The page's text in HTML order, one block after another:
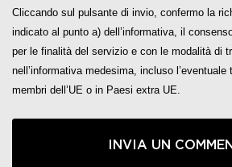
Cliccando sul pulsante di invio, confermo la
indicato al punto a) dell’informativa, il
per le finalità del servizio e con le modalità di
nell’informativa medesima, incluso
membri dell’UE o in Paesi extra UE.